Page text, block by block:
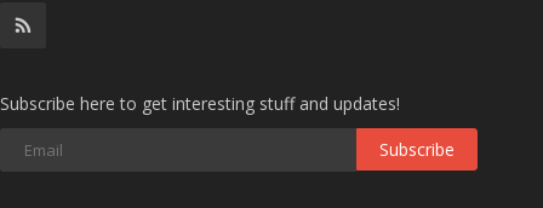
Subscribe here to get interesting stuff and updates!
Subscribe